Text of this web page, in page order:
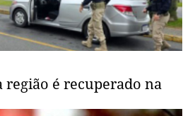
região é recuperado na